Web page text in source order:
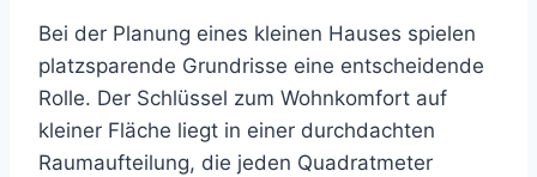
Bei der Planung eines kleinen Hauses spielen
platzsparende Grundrisse eine entscheidende
Rolle. Der Schlüssel zum Wohnkomfort auf
kleiner Fläche liegt in einer durchdachten
Raumaufteilung, die jeden Quadratmeter